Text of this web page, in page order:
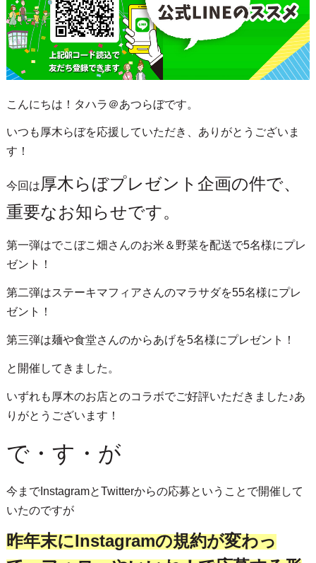
こんにちは！タハラ＠あつらぼです。
いつも厚木らぼを応援していただき、ありがとうございま
す！
今回は 厚木らぼプレゼント企画の件で、
重要なお知らせです。
第一弾はでこぼこ畑さんのお米＆野菜を配送で5名様にプレ
ゼント！
第二弾はステーキマフィアさんのマラサダを55名様にプレ
ゼント！
第三弾は麺や食堂さんのからあげを5名様にプレゼント！
と開催してきました。
いずれも厚木のお店とのコラボでご好評いただきました♪あ
りがとうございます！
で・す・が
今までInstagramとTwitterからの応募ということで開催して
いたのですが
昨年末にInstagramの規約が変わっ